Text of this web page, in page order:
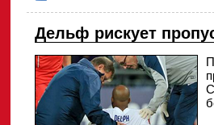
Дельф рискует